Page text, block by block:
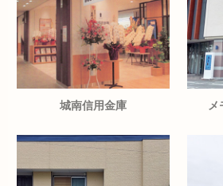
城南信用金庫